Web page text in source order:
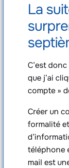
La
C’est
que j’ai
compte »
Créer un
formalité
téléphone
mail est